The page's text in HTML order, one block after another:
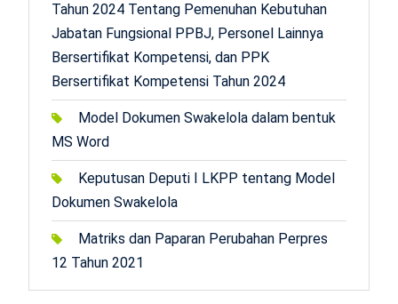
Tahun 2024 Tentang Pemenuhan Kebutuhan
Jabatan Fungsional PPBJ, Personel Lainnya
Bersertifikat Kompetensi, dan PPK
Bersertifikat Kompetensi Tahun 2024
Model Dokumen Swakelola dalam bentuk
MS Word
Keputusan Deputi I LKPP tentang Model
Dokumen Swakelola
Matriks dan Paparan Perubahan Perpres
12 Tahun 2021